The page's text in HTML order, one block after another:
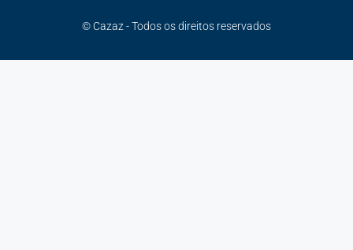
© Cazaz - Todos os direitos reservados